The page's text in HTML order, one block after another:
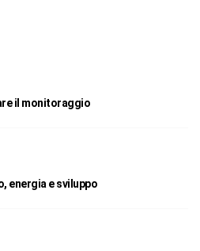
il monitoraggio
energia e sviluppo